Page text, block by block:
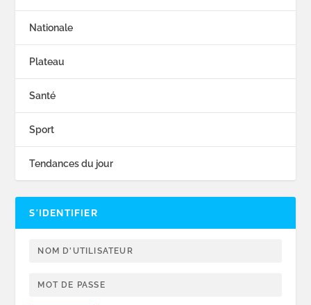
Nationale
Plateau
Santé
Sport
Tendances du jour
S’IDENTIFIER